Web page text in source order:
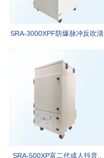
SRA-3000XPF防爆脉冲反吹清
SRA-500XP富二代成人抖音..